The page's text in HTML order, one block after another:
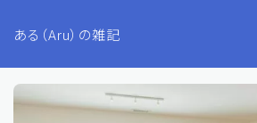
ある（Aru）の雑記
MENU